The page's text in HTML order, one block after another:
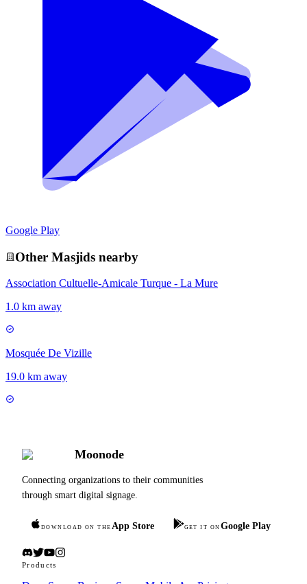
Google Play
Other Masjids nearby
Association Cultuelle-Amicale Turque - La Mure
1.0 km away
Mosquée De Vizille
19.0 km away
Moonode
Connecting organizations to their communities
through smart digital signage.
DOWNLOAD ON THE App Store GET IT ON Google Play
Products